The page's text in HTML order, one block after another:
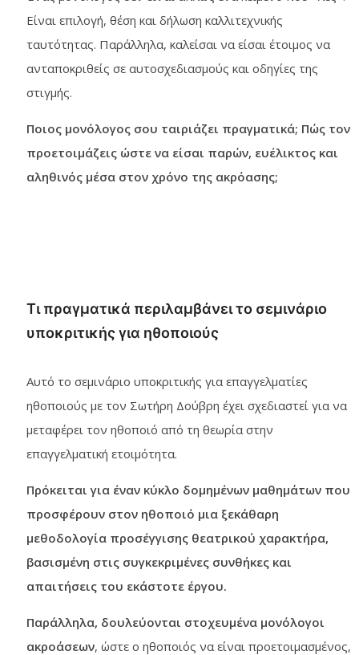
Είναι επιλογή, θέση και δήλωση καλλιτεχνικής
ταυτότητας. Παράλληλα, καλείσαι να είσαι έτοιμος να
ανταποκριθείς σε αυτοσχεδιασμούς και οδηγίες της
στιγμής.
Ποιος μονόλογος σου ταιριάζει πραγματικά; Πώς τον
προετοιμάζεις ώστε να είσαι παρών, ευέλικτος και
αληθινός μέσα στον χρόνο της ακρόασης;
Τι πραγματικά περιλαμβάνει το σεμινάριο
υποκριτικής για ηθοποιούς
Αυτό το σεμινάριο υποκριτικής για επαγγελματίες
ηθοποιούς με τον Σωτήρη Δούβρη έχει σχεδιαστεί για να
μεταφέρει τον ηθοποιό από τη θεωρία στην
επαγγελματική ετοιμότητα.
Πρόκειται για έναν κύκλο δομημένων μαθημάτων που
προσφέρουν στον ηθοποιό μια ξεκάθαρη
μεθοδολογία προσέγγισης θεατρικού χαρακτήρα,
βασισμένη στις συγκεκριμένες συνθήκες και
απαιτήσεις του εκάστοτε έργου.
Παράλληλα, δουλεύονται στοχευμένα μονόλογοι
ακροάσεων, ώστε ο ηθοποιός να είναι προετοιμασμένος,